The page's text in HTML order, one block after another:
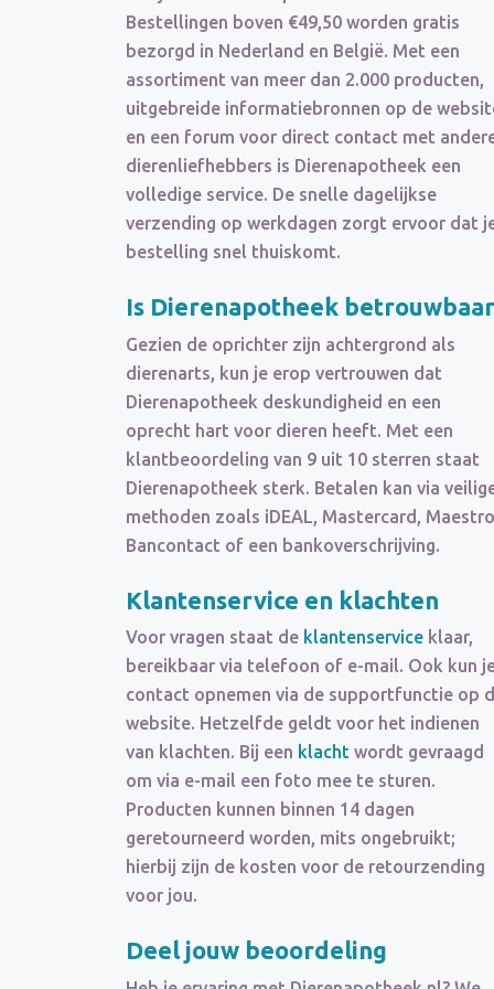
Bestellingen boven €49,50 worden gratis
bezorgd in Nederland en België. Met een
assortiment van meer dan 2.000 producten,
uitgebreide informatiebronnen op de
en een forum voor direct contact met
dierenliefhebbers is Dierenapotheek een
volledige service. De snelle dagelijkse
verzending op werkdagen zorgt ervoor dat
bestelling snel thuiskomt.
Is Dierenapotheek
Gezien de oprichter zijn achtergrond als
dierenarts, kun je erop vertrouwen dat
Dierenapotheek deskundigheid en een
oprecht hart voor dieren heeft. Met een
klantbeoordeling van 9 uit 10 sterren staat
Dierenapotheek sterk. Betalen kan via
methoden zoals iDEAL, Mastercard,
Bancontact of een bankoverschrijving.
Klantenservice en klachten
Voor vragen staat de klantenservice klaar,
bereikbaar via telefoon of e-mail. Ook kun
contact opnemen via de supportfunctie op
website. Hetzelfde geldt voor het indienen
van klachten. Bij een klacht wordt gevraagd
om via e-mail een foto mee te sturen.
Producten kunnen binnen 14 dagen
geretourneerd worden, mits ongebruikt;
hierbij zijn de kosten voor de retourzending
voor jou.
Deel jouw beoordeling